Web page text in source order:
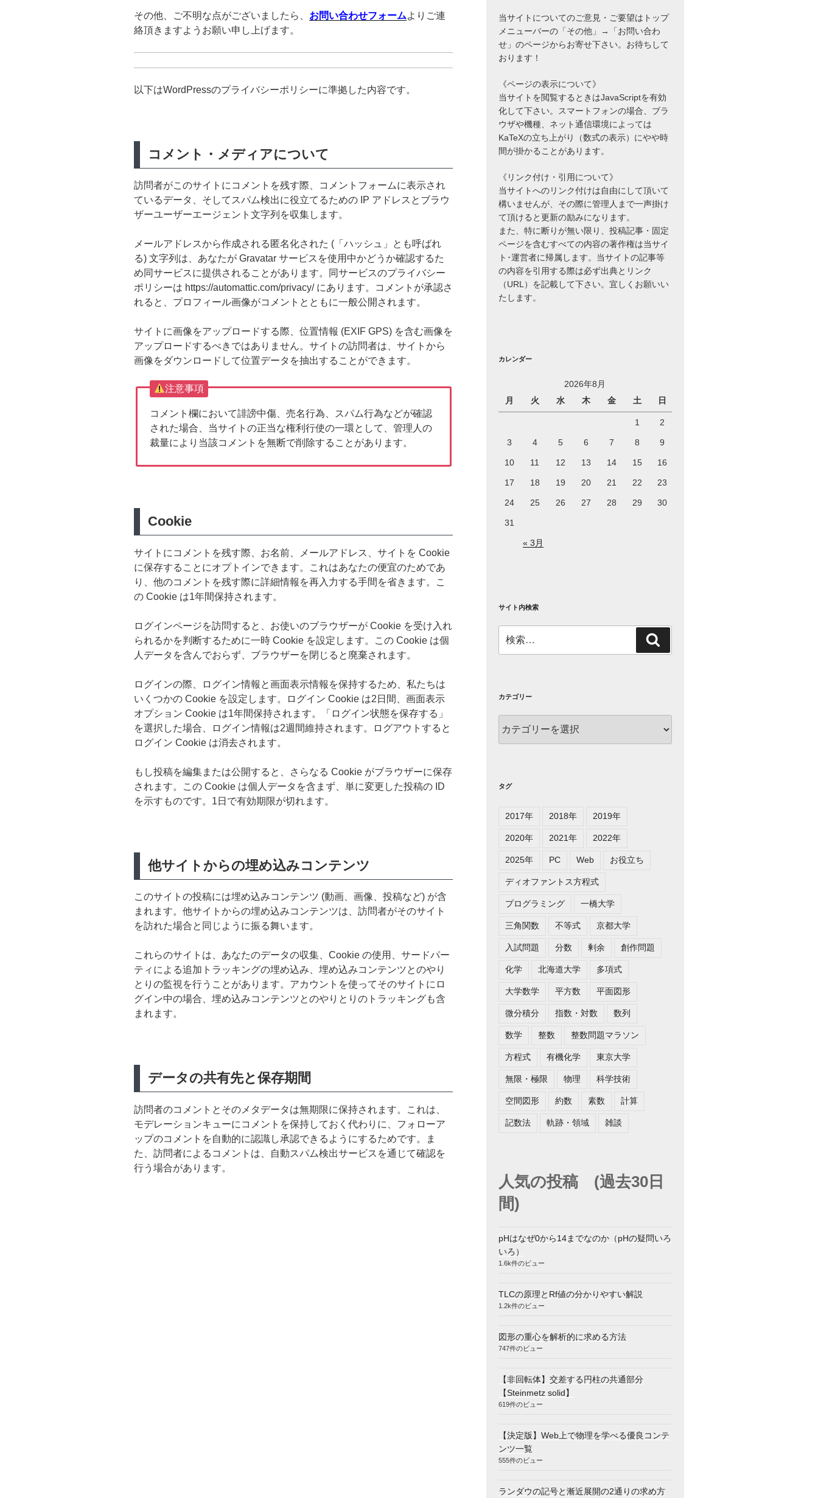
その他、ご不明な点がございましたら、 お問い合わせフォームよりご連
絡頂きますようお願い申し上げます。
以下はWordPressのプライバシーポリシーに準拠した内容です。
コメント・メディアについて
訪問者がこのサイトにコメントを残す際、コメントフォームに表示され
ているデータ、そしてスパム検出に役立てるための IP アドレスとブラウ
ザーユーザーエージェント文字列を収集します。
メールアドレスから作成される匿名化された (「ハッシュ」とも呼ばれ
る) 文字列は、あなたが Gravatar サービスを使用中かどうか確認するた
め同サービスに提供されることがあります。同サービスのプライバシー
ポリシーは https://automattic.com/privacy/ にあります。コメントが承認さ
れると、プロフィール画像がコメントとともに一般公開されます。
サイトに画像をアップロードする際、位置情報 (EXIF GPS) を含む画像を
アップロードするべきではありません。サイトの訪問者は、サイトから
画像をダウンロードして位置データを抽出することができます。
注意事項
コメント欄において誹謗中傷、売名行為、スパム行為などが確認
された場合、当サイトの正当な権利行使の一環として、管理人の
裁量により当該コメントを無断で削除することがあります。
Cookie
サイトにコメントを残す際、お名前、メールアドレス、サイトを Cookie
に保存することにオプトインできます。これはあなたの便宜のためであ
り、他のコメントを残す際に詳細情報を再入力する手間を省きます。こ
の Cookie は1年間保持されます。
ログインページを訪問すると、お使いのブラウザーが Cookie を受け入れ
られるかを判断するために一時 Cookie を設定します。この Cookie は個
人データを含んでおらず、ブラウザーを閉じると廃棄されます。
ログインの際、ログイン情報と画面表示情報を保持するため、私たちは
いくつかの Cookie を設定します。ログイン Cookie は2日間、画面表示
オプション Cookie は1年間保持されます。「ログイン状態を保存する」
を選択した場合、ログイン情報は2週間維持されます。ログアウトすると
ログイン Cookie は消去されます。
もし投稿を編集または公開すると、さらなる Cookie がブラウザーに保存
されます。この Cookie は個人データを含まず、単に変更した投稿の ID
を示すものです。1日で有効期限が切れます。
他サイトからの埋め込みコンテンツ
このサイトの投稿には埋め込みコンテンツ (動画、画像、投稿など) が含
まれます。他サイトからの埋め込みコンテンツは、訪問者がそのサイト
を訪れた場合と同じように振る舞います。
これらのサイトは、あなたのデータの収集、Cookie の使用、サードパー
ティによる追加トラッキングの埋め込み、埋め込みコンテンツとのやり
とりの監視を行うことがあります。アカウントを使ってそのサイトにロ
グイン中の場合、埋め込みコンテンツとのやりとりのトラッキングも含
まれます。
データの共有先と保存期間
訪問者のコメントとそのメタデータは無期限に保持されます。これは、
モデレーションキューにコメントを保持しておく代わりに、フォローア
ップのコメントを自動的に認識し承認できるようにするためです。ま
た、訪問者によるコメントは、自動スパム検出サービスを通じて確認を
行う場合があります。
当サイトについてのご意見・ご要望はトップ
メニューバーの「その他」→「お問い合わ
せ」のページからお寄せ下さい。お待ちして
おります！
《ページの表示について》
当サイトを閲覧するときはJavaScriptを有効
化して下さい。スマートフォンの場合、ブラ
ウザや機種、ネット通信環境によっては
KaTeXの立ち上がり（数式の表示）にやや時
間が掛かることがあります。
《リンク付け・引用について》
当サイトへのリンク付けは自由にして頂いて
構いませんが、その際に管理人まで一声掛け
て頂けると更新の励みになります。
また、特に断りが無い限り、投稿記事・固定
ページを含むすべての内容の著作権は当サイ
ト･運営者に帰属します。当サイトの記事等
の内容を引用する際は必ず出典とリンク
（URL）を記載して下さい。宜しくお願いい
たします。
カレンダー
2026年8月
月
火 水 木 金 土 日
1 2
3 4 5 6 7 8 9
10 11 12 13 14 15 16
17 18 19 20 21 22 23
24 25 26 27 28 29 30
31
« 3月
サイト内検索
索:
索
カテゴリー
テ
タグ
2017年 2018年 2019年
2020年 2021年 2022年
2025年 PC Web お役立ち
ディオファントス方程式
プログラミング 一橋大学
三角関数 不等式 京都大学
入試問題 分数 剰余 創作問題
化学 北海道大学 多項式
大学数学 平方数 平面図形
微分積分 指数・対数 数列
数学 整数 整数問題マラソン
方程式 有機化学 東京大学
無限・極限 物理 科学技術
空間図形 約数 素数 計算
記数法 軌跡・領域 雑談
人気の投稿 (過去30日
間)
pHはなぜ0から14までなのか（pHの疑問いろ
いろ）
1.6k件のビュー
TLCの原理とRf値の分かりやすい解説
1.2k件のビュー
図形の重心を解析的に求める方法
747件のビュー
【非回転体】交差する円柱の共通部分
【Steinmetz solid】
619件のビュー
【決定版】Web上で物理を学べる優良コンテ
ンツ一覧
555件のビュー
ランダウの記号と漸近展開の2通りの求め方